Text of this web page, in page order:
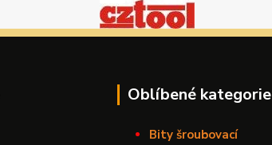
Oblíbené kategorie
Bity šroubovací